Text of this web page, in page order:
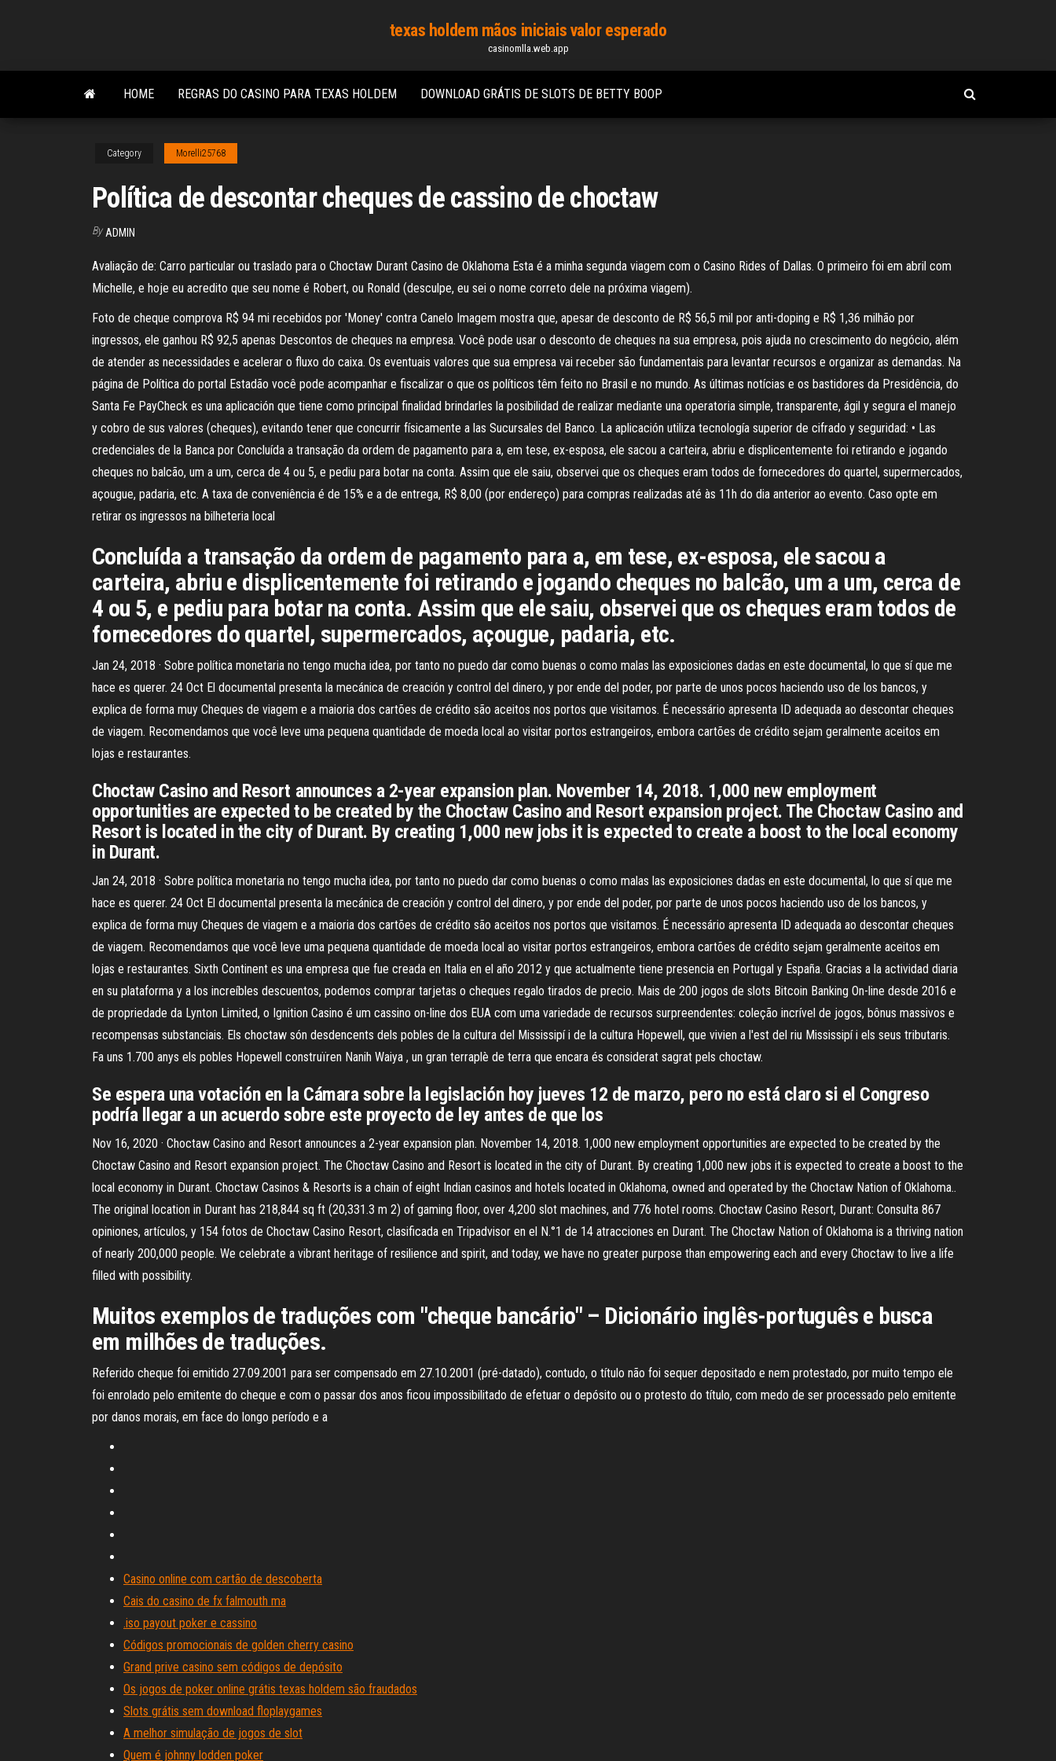
content
texas holdem mãos iniciais valor esperado
casinomlla.web.app
HOME REGRAS DO CASINO PARA TEXAS HOLDEM DOWNLOAD GRÁTIS DE SLOTS DE BETTY BOOP
Category Morelli25768
Política de descontar cheques de cassino de choctaw
By ADMIN
Avaliação de: Carro particular ou traslado para o Choctaw Durant Casino de Oklahoma Esta é a minha segunda viagem com o Casino Rides of Dallas. O primeiro foi em abril com
Michelle, e hoje eu acredito que seu nome é Robert, ou Ronald (desculpe, eu sei o nome correto dele na próxima viagem).
Foto de cheque comprova R$ 94 mi recebidos por 'Money' contra Canelo Imagem mostra que, apesar de desconto de R$ 56,5 mil por anti-doping e R$ 1,36 milhão por
ingressos, ele ganhou R$ 92,5 apenas Descontos de cheques na empresa. Você pode usar o desconto de cheques na sua empresa, pois ajuda no crescimento do negócio, além
de atender as necessidades e acelerar o fluxo do caixa. Os eventuais valores que sua empresa vai receber são fundamentais para levantar recursos e organizar as demandas. Na
página de Política do portal Estadão você pode acompanhar e fiscalizar o que os políticos têm feito no Brasil e no mundo. As últimas notícias e os bastidores da Presidência, do
Santa Fe PayCheck es una aplicación que tiene como principal finalidad brindarles la posibilidad de realizar mediante una operatoria simple, transparente, ágil y segura el manejo
y cobro de sus valores (cheques), evitando tener que concurrir físicamente a las Sucursales del Banco. La aplicación utiliza tecnología superior de cifrado y seguridad: • Las
credenciales de la Banca por Concluída a transação da ordem de pagamento para a, em tese, ex-esposa, ele sacou a carteira, abriu e displicentemente foi retirando e jogando
cheques no balcão, um a um, cerca de 4 ou 5, e pediu para botar na conta. Assim que ele saiu, observei que os cheques eram todos de fornecedores do quartel, supermercados,
açougue, padaria, etc. A taxa de conveniência é de 15% e a de entrega, R$ 8,00 (por endereço) para compras realizadas até às 11h do dia anterior ao evento. Caso opte em
retirar os ingressos na bilheteria local
Concluída a transação da ordem de pagamento para a, em tese, ex-esposa, ele sacou a
carteira, abriu e displicentemente foi retirando e jogando cheques no balcão, um a um, cerca de
4 ou 5, e pediu para botar na conta. Assim que ele saiu, observei que os cheques eram todos de
fornecedores do quartel, supermercados, açougue, padaria, etc.
Jan 24, 2018 · Sobre política monetaria no tengo mucha idea, por tanto no puedo dar como buenas o como malas las exposiciones dadas en este documental, lo que sí que me
hace es querer. 24 Oct El documental presenta la mecánica de creación y control del dinero, y por ende del poder, por parte de unos pocos haciendo uso de los bancos, y
explica de forma muy Cheques de viagem e a maioria dos cartões de crédito são aceitos nos portos que visitamos. É necessário apresenta ID adequada ao descontar cheques
de viagem. Recomendamos que você leve uma pequena quantidade de moeda local ao visitar portos estrangeiros, embora cartões de crédito sejam geralmente aceitos em
lojas e restaurantes.
Choctaw Casino and Resort announces a 2-year expansion plan. November 14, 2018. 1,000 new employment
opportunities are expected to be created by the Choctaw Casino and Resort expansion project. The Choctaw Casino and
Resort is located in the city of Durant. By creating 1,000 new jobs it is expected to create a boost to the local economy
in Durant.
Jan 24, 2018 · Sobre política monetaria no tengo mucha idea, por tanto no puedo dar como buenas o como malas las exposiciones dadas en este documental, lo que sí que me
hace es querer. 24 Oct El documental presenta la mecánica de creación y control del dinero, y por ende del poder, por parte de unos pocos haciendo uso de los bancos, y
explica de forma muy Cheques de viagem e a maioria dos cartões de crédito são aceitos nos portos que visitamos. É necessário apresenta ID adequada ao descontar cheques
de viagem. Recomendamos que você leve uma pequena quantidade de moeda local ao visitar portos estrangeiros, embora cartões de crédito sejam geralmente aceitos em
lojas e restaurantes. Sixth Continent es una empresa que fue creada en Italia en el año 2012 y que actualmente tiene presencia en Portugal y España. Gracias a la actividad diaria
en su plataforma y a los increíbles descuentos, podemos comprar tarjetas o cheques regalo tirados de precio. Mais de 200 jogos de slots Bitcoin Banking On-line desde 2016 e
de propriedade da Lynton Limited, o Ignition Casino é um cassino on-line dos EUA com uma variedade de recursos surpreendentes: coleção incrível de jogos, bônus massivos e
recompensas substanciais. Els choctaw són desdencents dels pobles de la cultura del Mississipí i de la cultura Hopewell, que vivien a l'est del riu Mississipí i els seus tributaris.
Fa uns 1.700 anys els pobles Hopewell construïren Nanih Waiya , un gran terraplè de terra que encara és considerat sagrat pels choctaw.
Se espera una votación en la Cámara sobre la legislación hoy jueves 12 de marzo, pero no está claro si el Congreso
podría llegar a un acuerdo sobre este proyecto de ley antes de que los
Nov 16, 2020 · Choctaw Casino and Resort announces a 2-year expansion plan. November 14, 2018. 1,000 new employment opportunities are expected to be created by the
Choctaw Casino and Resort expansion project. The Choctaw Casino and Resort is located in the city of Durant. By creating 1,000 new jobs it is expected to create a boost to the
local economy in Durant. Choctaw Casinos & Resorts is a chain of eight Indian casinos and hotels located in Oklahoma, owned and operated by the Choctaw Nation of Oklahoma..
The original location in Durant has 218,844 sq ft (20,331.3 m 2) of gaming floor, over 4,200 slot machines, and 776 hotel rooms. Choctaw Casino Resort, Durant: Consulta 867
opiniones, artículos, y 154 fotos de Choctaw Casino Resort, clasificada en Tripadvisor en el N.°1 de 14 atracciones en Durant. The Choctaw Nation of Oklahoma is a thriving nation
of nearly 200,000 people. We celebrate a vibrant heritage of resilience and spirit, and today, we have no greater purpose than empowering each and every Choctaw to live a life
filled with possibility.
Muitos exemplos de traduções com "cheque bancário" – Dicionário inglês-português e busca
em milhões de traduções.
Referido cheque foi emitido 27.09.2001 para ser compensado em 27.10.2001 (pré-datado), contudo, o título não foi sequer depositado e nem protestado, por muito tempo ele
foi enrolado pelo emitente do cheque e com o passar dos anos ficou impossibilitado de efetuar o depósito ou o protesto do título, com medo de ser processado pelo emitente
por danos morais, em face do longo período e a
Casino online com cartão de descoberta
Cais do casino de fx falmouth ma
.iso payout poker e cassino
Códigos promocionais de golden cherry casino
Grand prive casino sem códigos de depósito
Os jogos de poker online grátis texas holdem são fraudados
Slots grátis sem download floplaygames
A melhor simulação de jogos de slot
Quem é johnny lodden poker